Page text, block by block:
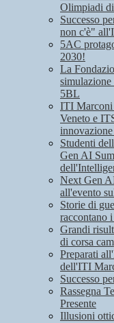
Olimpiadi
Successo
non c'è"
5AC
2030!
La
5BL
ITI Marconi
Veneto e
Studenti
Gen AI
Next Gen
all'evento
Storie di
raccontano
Grandi
di corsa
Preparati
dell'ITI
Successo
Rassegna
Presente
Illusioni